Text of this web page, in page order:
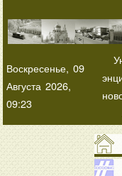
Воскресенье, 09
Августа 2026,
09:23